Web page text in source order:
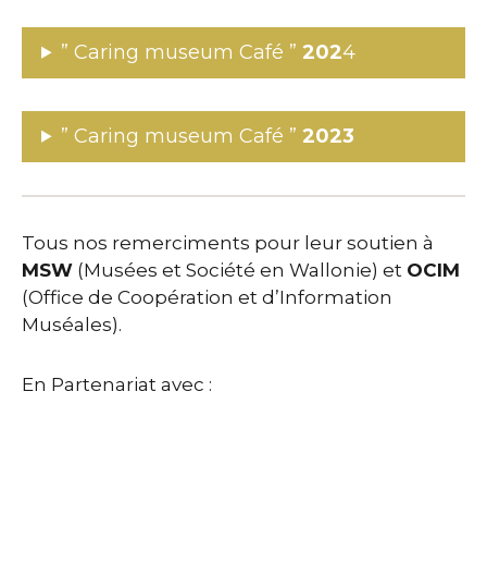
” Caring museum Café ”2024
” Caring museum Café ”2023
Tous nos remerciments pour leur soutien à
MSW (Musées et Société en Wallonie) et OCIM
(Office de Coopération et d’Information
Muséales).
En Partenariat avec :